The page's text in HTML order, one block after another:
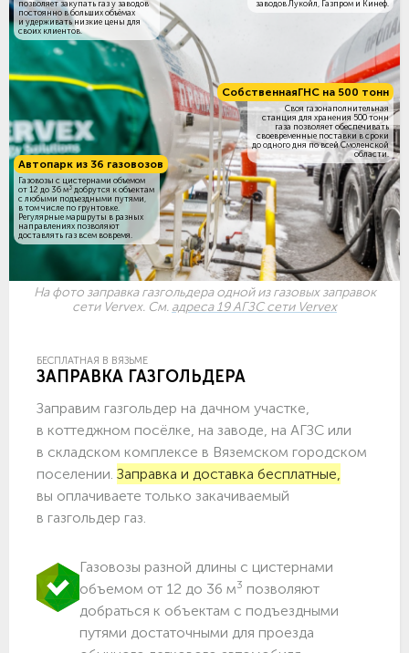
СобственнаяГНС на 500 тонн
Своя газонаполнительная
станция для хранения 500 тонн
газа позволяет обеспечивать
своевременные поставки в сроки
до одного дня по всей Смоленской
области.
позволяет закупать газ у заводов
постоянно в больших объёмах
и удерживать низкие цены для
своих клиентов.
заводов Лукойл, Газпром и Кинеф.
Автопарк из 36 газовозов
Газовозы с цистернами объемом
от 12 до 36 м3 добрутся к объектам
c любыми подъездными путями,
в том числе по грунтовке.
Регулярные маршруты в разных
направлениях позволяют
доставлять газ всем вовремя.
На фото заправка газгольдера одной из газовых заправок
сети Vervex. См. адреса 19 АГЗС сети Vervex
БЕСПЛАТНАЯ В ВЯЗЬМЕ
ЗАПРАВКА ГАЗГОЛЬДЕРА
Заправим газгольдер на дачном участке,
в коттеджном посёлке, на заводе, на АГЗС или
в складском комплексе в Вяземском городском
поселении. Заправка и доставка бесплатные,
вы оплачиваете только закачиваемый
в газгольдер газ.
Газовозы разной длины с цистернами
объемом от 12 до 36 м3 позволяют
добраться к объектам c подъездными
путями достаточными для проезда